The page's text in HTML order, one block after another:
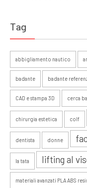
Tag
abbigliamento nautico
badante badante
CAD e stampa 3D cerca
chirurgia estetica colf
dentista donne
la tata lifting al
materiali avanzati PLA ABS